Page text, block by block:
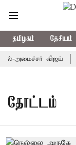
தமிழகம் தேசியம்
அமைச்சர் விஜய்
தோட்டம்